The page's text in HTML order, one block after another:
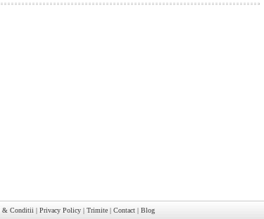
& Conditii | Privacy Policy | Trimite | Contact | Blog